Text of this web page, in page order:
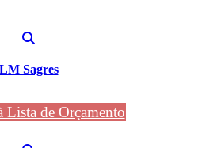
LM Sagres
Lista de Orçamento